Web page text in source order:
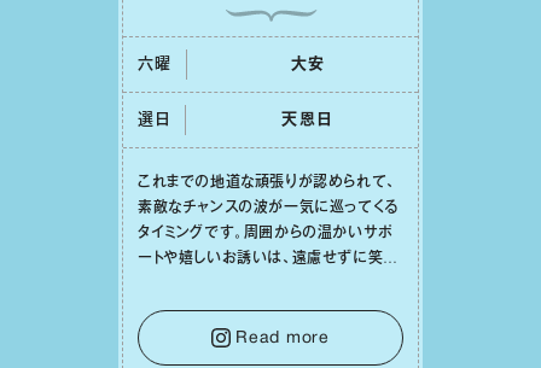
六曜 ⼤安
選日 天恩⽇
これまでの地道な頑張りが認められて、
素敵なチャンスの波が⼀気に巡ってくる
タイミングです。周囲からの温かいサポ
ートや嬉しいお誘いは、遠慮せずに笑顔
せになっていくイメージを持って⼀歩を
踏み出して。⼀⼈⼀⼈の良いところが混
ざり合い、ハッピーな未来が形作られて
Read more